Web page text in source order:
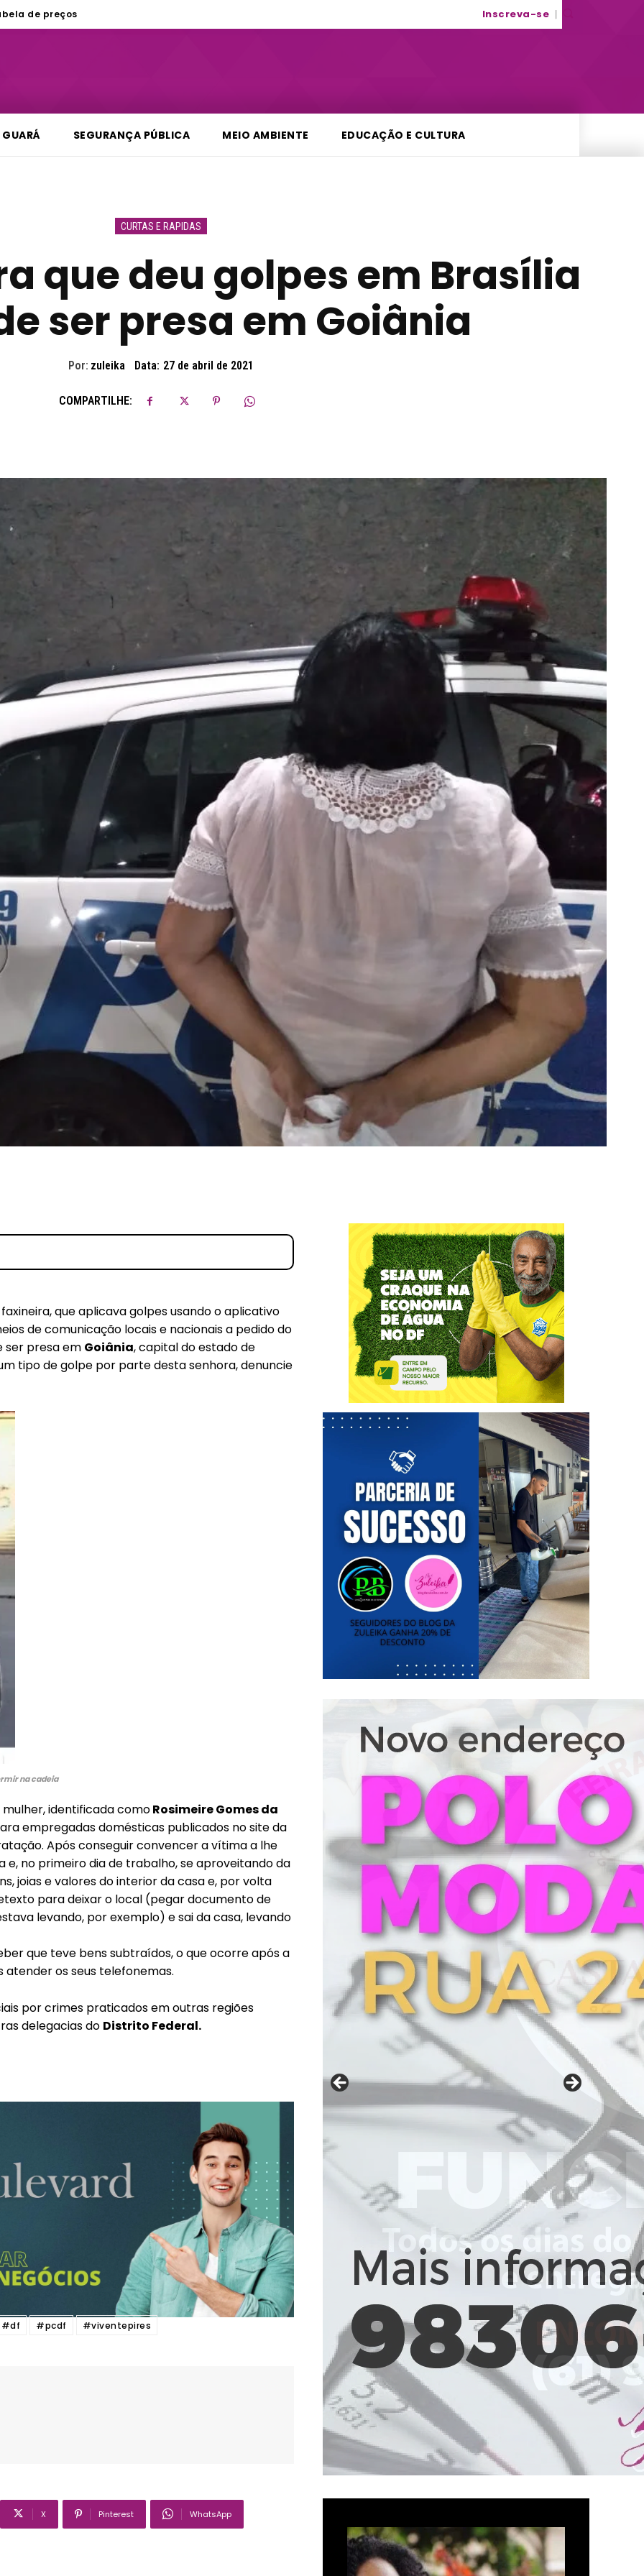
de preços Inscreva-se
GUARÁ SEGURANÇA PÚBLICA MEIO AMBIENTE EDUCAÇÃO E CULTURA
CURTAS E RAPIDAS
que deu golpes em Brasília
ser presa em Goiânia
Por: zuleika Data: 27 de abril de 2021
COMPARTILHE:
que aplicava golpes usando o aplicativo
de comunicação locais e nacionais a pedido do
ser presa em Goiânia, capital do estado de
tipo de golpe por parte desta senhora, denuncie
na cadeia
identificada comoRosimeire Gomes da
empregadas domésticas publicados no site da
Após conseguir convencer a vítima a lhe
no primeiro dia de trabalho, se aproveitando da
joias e valores do interior da casa e, por volta
para deixar o local (pegar documento de
levando, por exemplo) e sai da casa, levando
que teve bens subtraídos, o que ocorre após a
os seus telefonemas.
por crimes praticados em outras regiões
delegacias do Distrito Federal.
#df #pcdf #viventepires
X Pinterest WhatsApp